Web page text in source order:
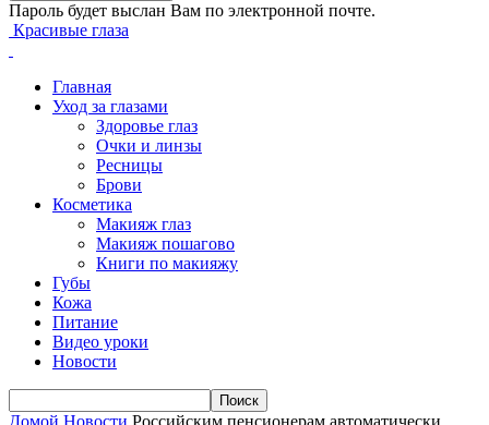
Пароль будет выслан Вам по электронной почте.
Красивые глаза
Главная
Уход за глазами
Здоровье глаз
Очки и линзы
Ресницы
Брови
Косметика
Макияж глаз
Макияж пошагово
Книги по макияжу
Губы
Кожа
Питание
Видео уроки
Новости
Домой Новости Российским пенсионерам автоматически